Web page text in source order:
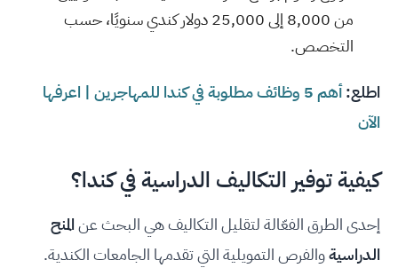
من 8,000 إلى 25,000 دولار كندي سنويًا، حسب
التخصص.
اطلع:
أهم 5 وظائف مطلوبة في كندا للمهاجرين | اعرفها
الآن
كيفية توفير التكاليف الدراسية في كندا؟
إحدى الطرق الفعّالة لتقليل التكاليف هي البحث عنالمنح
الدراسيةوالفرص التمويلية التي تقدمها الجامعات الكندية.